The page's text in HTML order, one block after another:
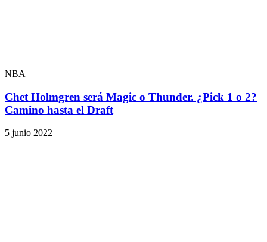
NBA
Chet Holmgren será Magic o Thunder. ¿Pick 1 o 2?
Camino hasta el Draft
5 junio 2022